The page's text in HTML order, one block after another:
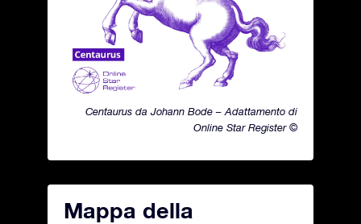
Centaurus da Johann Bode – Adattamento di
Online Star Register ©
Mappa della